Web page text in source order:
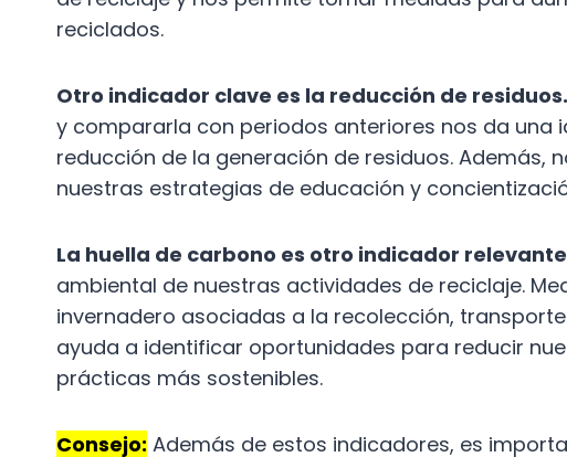
reciclados.
Otro indicador clave es la reducción de residuos.
y compararla con periodos anteriores nos da una
reducción de la generación de residuos. Además,
nuestras estrategias de educación y
La huella de carbono es otro indicador
ambiental de nuestras actividades de reciclaje.
invernadero asociadas a la recolección,
ayuda a identificar oportunidades para reducir
prácticas más sostenibles.
Consejo: Además de estos indicadores, es